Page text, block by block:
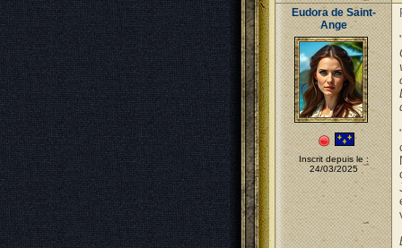
Eudora de Saint-
Ange
Inscrit depuis le :
24/03/2025